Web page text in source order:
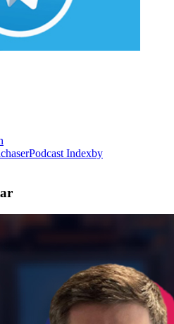
Podcast Indexby